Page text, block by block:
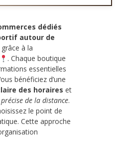
dédiés
autour de
grâce à la
. Chaque boutique
essentielles
bénéficiez d’une
des horaires et
de la distance.
le point de
Cette approche